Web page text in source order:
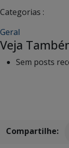
Categorias :
Geral
Veja
Sem posts
Compartilhe: